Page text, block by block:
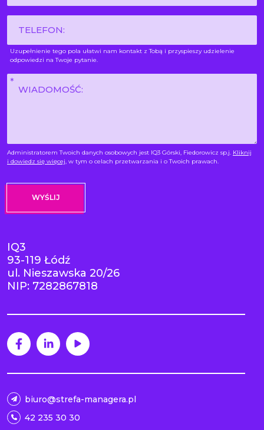
Uzupełnienie tego pola ułatwi nam kontakt z Tobą i przyspieszy udzielenie
odpowiedzi na Twoje pytanie.
Wiadomość
Administratorem Twoich danych osobowych jest IQ3 Górski, Fiedorowicz sp.j. Kliknij
i dowiedz się więcej, w tym o celach przetwarzania i o Twoich prawach.
IQ3
93-119 Łódź
ul. Nieszawska 20/26
NIP: 7282867818
biuro@strefa-managera.pl
42 235 30 30